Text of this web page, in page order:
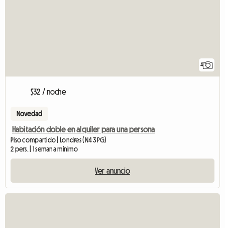
4
$32 / noche
Novedad
Habitación doble en alquiler para una persona
Piso compartido | Londres (N4 3PG)
2 pers. | 1 semana mínimo
Ver anuncio